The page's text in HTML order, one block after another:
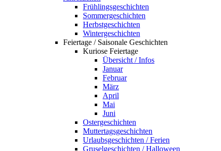
Frühlingsgeschichten
Sommergeschichten
Herbstgeschichten
Wintergeschichten
Feiertage / Saisonale Geschichten
Kuriose Feiertage
Übersicht / Infos
Januar
Februar
März
April
Mai
Juni
Ostergeschichten
Muttertagsgeschichten
Urlaubsgeschichten / Ferien
Gruselgeschichten / Halloween